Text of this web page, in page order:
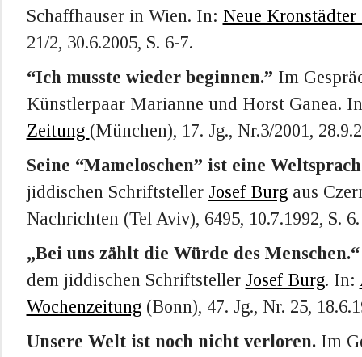
Schaffhauser in Wien. In: Neue
21/2, 30.6.2005, S. 6-7.
“Ich musste wieder beginnen.” Im
Künstlerpaar Marianne und Horst Ganea.
Zeitung (München), 17. Jg., Nr.3/2001,
Seine “Mameloschen” ist eine
jiddischen Schriftsteller Josef Burgaus
Nachrichten (Tel Aviv), 6495, 10.7.1992, S. 6.
„Bei uns zählt die Würde des Menschen.“
dem jiddischen Schriftsteller Josef Burg. In:
Wochenzeitung(Bonn), 47. Jg., Nr. 25,
Unsere Welt ist noch nicht verloren. Im